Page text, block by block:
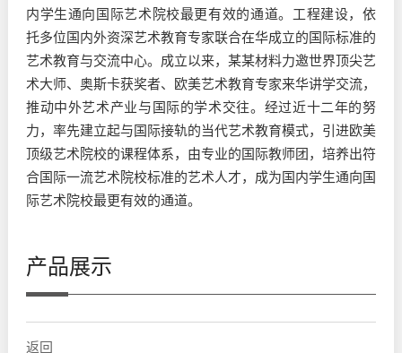
内学生通向国际艺术院校最更有效的通道。工程建设，依
托多位国内外资深艺术教育专家联合在华成立的国际标准的
艺术教育与交流中心。成立以来，某某材料力邀世界顶尖艺
术大师、奥斯卡获奖者、欧美艺术教育专家来华讲学交流，
推动中外艺术产业与国际的学术交往。经过近十二年的努
力，率先建立起与国际接轨的当代艺术教育模式，引进欧美
顶级艺术院校的课程体系，由专业的国际教师团，培养出符
合国际一流艺术院校标准的艺术人才，成为国内学生通向国
际艺术院校最更有效的通道。
产品展示
返回